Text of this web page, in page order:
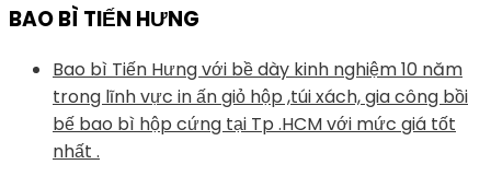
BAO BÌ TIẾN HƯNG
Bao bì Tiến Hưng với bề dày kinh nghiệm 10 năm
trong lĩnh vực in ấn giỏ hộp ,túi xách, gia công bồi
bế bao bì hộp cứng tại Tp .HCM với mức giá tốt
nhất .